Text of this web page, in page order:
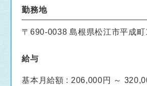
勤務地
〒690-0038 島根県松江市平成
給与
基本月給額 : 206,000円 ～